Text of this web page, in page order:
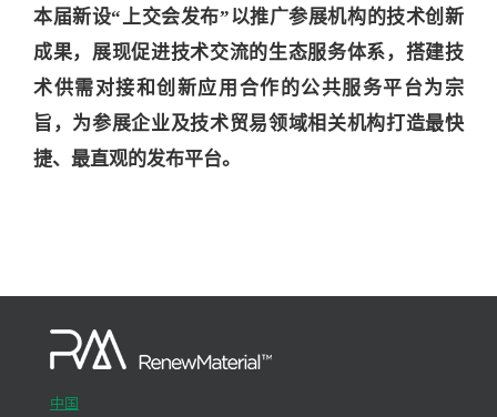
本届新设“上交会发布”以推广参展机构的技术创新
成果，展现促进技术交流的生态服务体系，搭建技
术供需对接和创新应用合作的公共服务平台为宗
旨，为参展企业及技术贸易领域相关机构打造最快
捷、最直观的发布平台。
中国